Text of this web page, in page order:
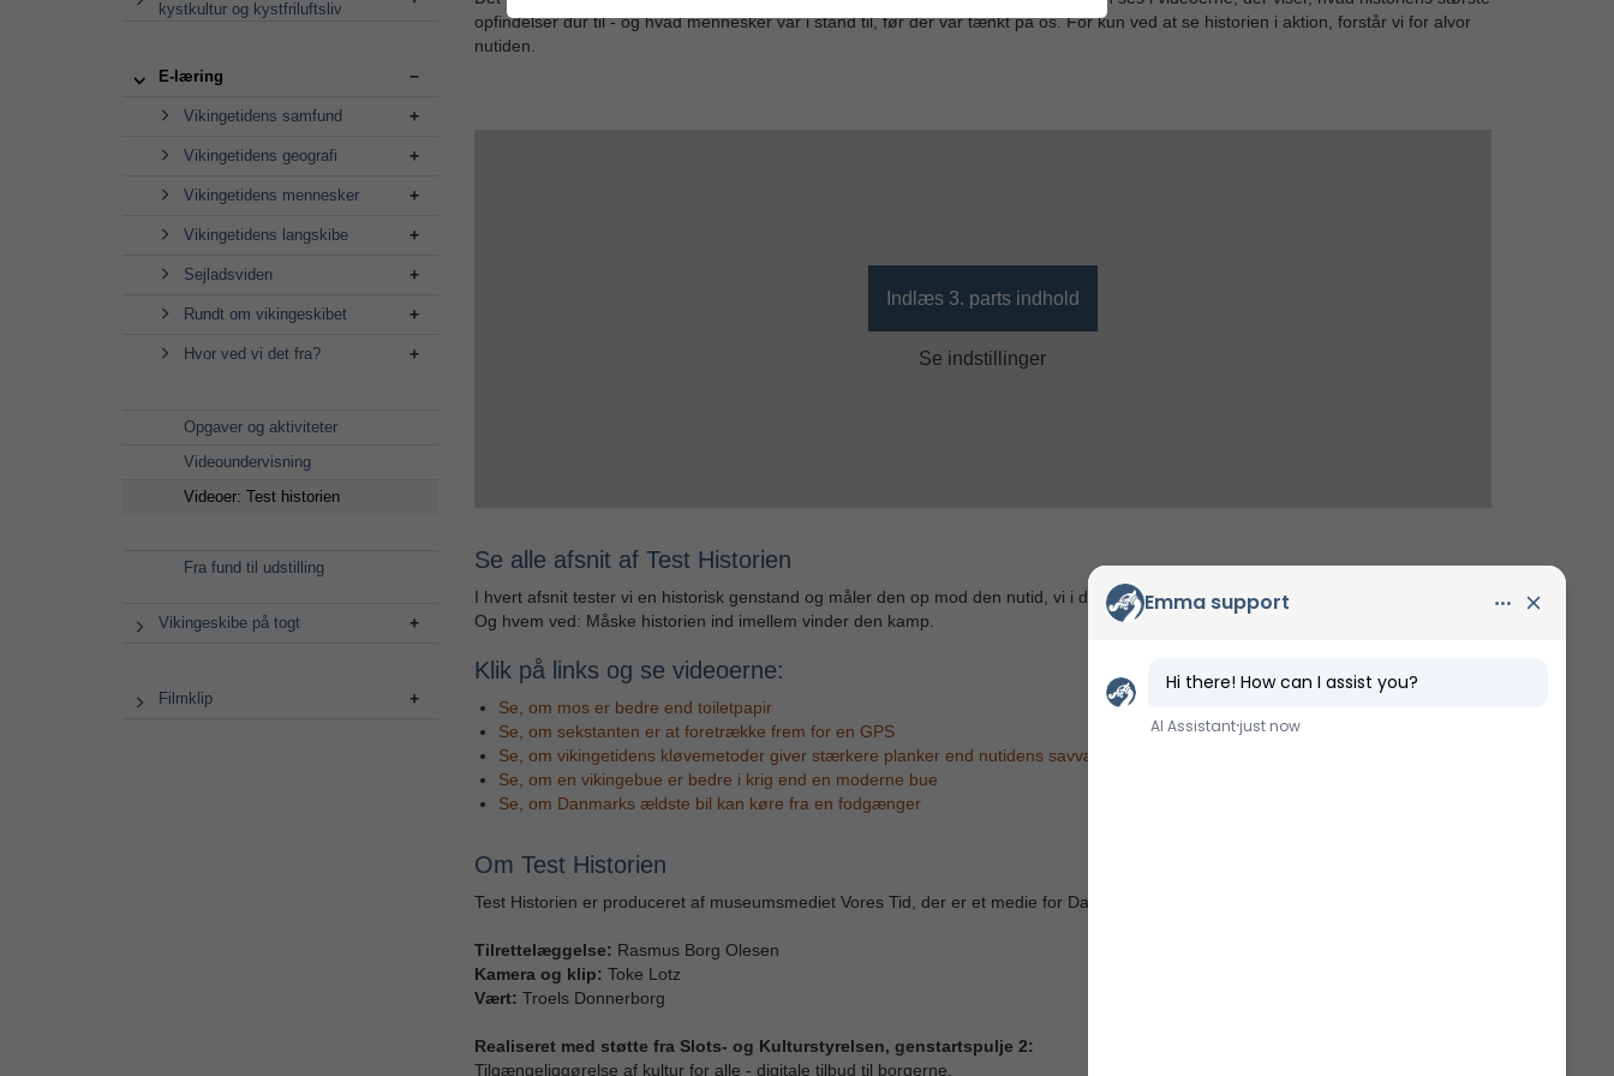
kystkultur og kystfriluftsliv
E-læring
Vikingetidens samfund
Vikingetidens geografi
Vikingetidens mennesker
Vikingetidens langskibe
Sejladsviden
Rundt om vikingeskibet
Hvor ved vi det fra?
Opgaver og aktiviteter
Videoundervisning
Videoer: Test historien
Fra fund til udstilling
Vikingeskibe på togt
Filmklip
opfindelser dur til - og hvad mennesker var i stand til, før der var tænkt på os. For kun ved at se historien i aktion, forstår vi for alvor
nutiden.
Indlæs 3. parts indhold
Se indstillinger
Se alle afsnit af Test Historien
I hvert afsnit tester vi en historisk genstand og måler den op mod den nutid, vi i dag opfatter som højdepunktet af vores civilisation.
Og hvem ved: Måske historien ind imellem vinder den kamp.
Klik på links og se videoerne:
Se, om mos er bedre end toiletpapir
Se, om sekstanten er at foretrække frem for en GPS
Se, om vikingetidens kløvemetoder giver stærkere planker end nutidens savværker
Se, om en vikingebue er bedre i krig end en moderne bue
Se, om Danmarks ældste bil kan køre fra en fodgænger
Om Test Historien
Test Historien er produceret af museumsmediet Vores Tid, der er et medie for Danmarks kulturhistoriske museer.
Tilrettelæggelse: Rasmus Borg Olesen
Kamera og klip: Toke Lotz
Vært: Troels Donnerborg
Realiseret med støtte fra Slots- og Kulturstyrelsen, genstartspulje 2:
Tilgængeliggørelse af kultur for alle - digitale tilbud til borgerne.